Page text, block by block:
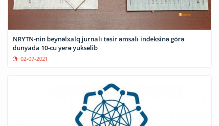
NRYTN-nin beynəlxalq jurnalı təsir əmsalı indeksinə görə
dünyada 10-cu yerə yüksəlib
02-07-2021